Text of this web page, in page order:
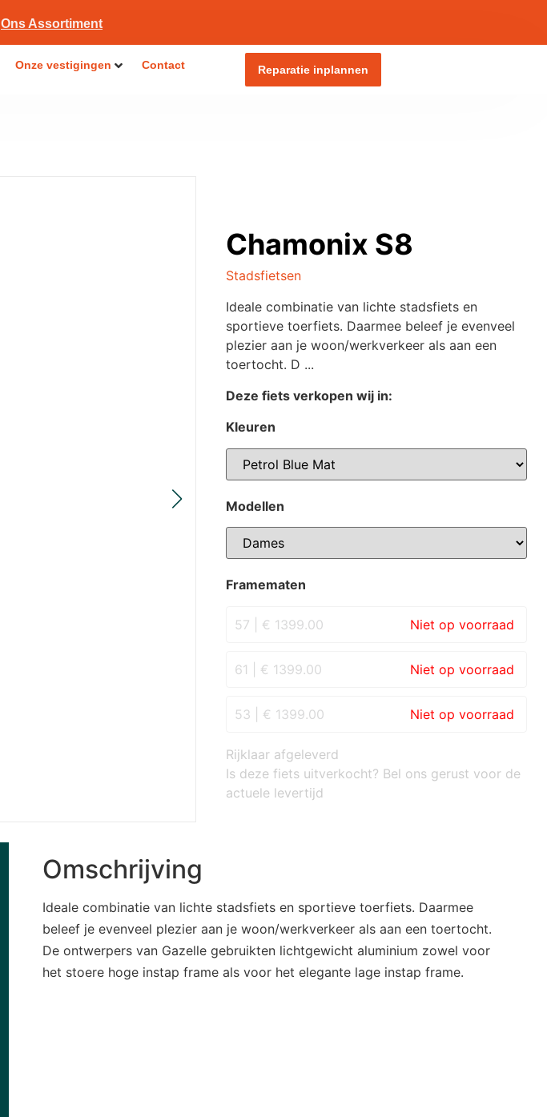
Ons Assortiment
Onze vestigingen Contact Reparatie inplannen
Chamonix S8
Stadsfietsen
Ideale combinatie van lichte stadsfiets en
sportieve toerfiets. Daarmee beleef je evenveel
plezier aan je woon/werkverkeer als aan een
toertocht. D ...
Deze fiets verkopen wij in:
Kleuren
Modellen
Framematen
57 | € 1399.00
61 | € 1399.00
53 | € 1399.00
Rijklaar afgeleverd
Is deze fiets uitverkocht? Bel ons gerust voor de
actuele levertijd
Omschrijving
Ideale combinatie van lichte stadsfiets en sportieve toerfiets. Daarmee
beleef je evenveel plezier aan je woon/werkverkeer als aan een toertocht.
De ontwerpers van Gazelle gebruikten lichtgewicht aluminium zowel voor
het stoere hoge instap frame als voor het elegante lage instap frame.